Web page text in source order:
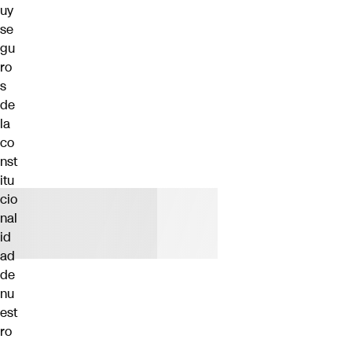
uy
se
gu
ro
s
de
la
co
nst
itu
cio
nal
id
ad
de
nu
est
ro